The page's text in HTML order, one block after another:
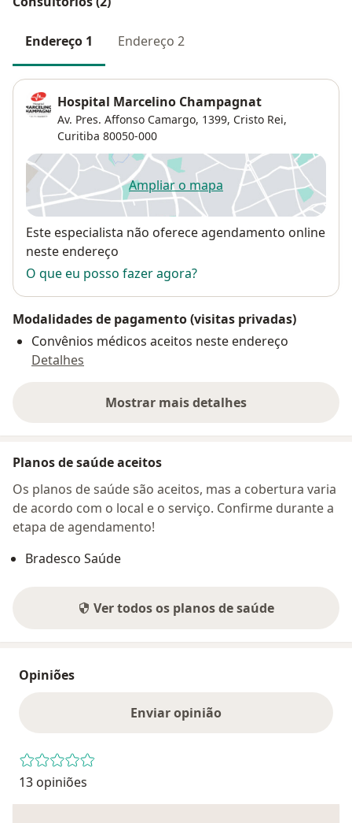
Endereço 1 Endereço 2
Hospital Marcelino Champagnat
Av. Pres. Affonso Camargo, 1399, Cristo Rei,
Curitiba 80050-000
Ampliar o mapaabre num novo separador
Disponibilidade
Este especialista não oferece agendamento online
neste endereço
O que eu posso fazer agora?
Modalidades de pagamento (visitas privadas)
Convênios médicos aceitos neste endereço
Detalhes
Mostrar mais detalhes
sobre o endereço
Planos de saúde aceitos
Os planos de saúde são aceitos, mas a cobertura varia
de acordo com o local e o serviço. Confirme durante a
etapa de agendamento!
Bradesco Saúde
Ver todos os planos de saúde
Opiniões
Enviar opinião
13 opiniões